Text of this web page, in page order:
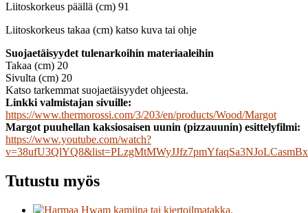
Liitoskorkeus päällä (cm) 91
Liitoskorkeus takaa (cm) katso kuva tai ohje
Suojaetäisyydet tulenarkoihin materiaaleihin
Takaa (cm) 20
Sivulta (cm) 20
Katso tarkemmat suojaetäisyydet ohjeesta.
Linkki valmistajan sivuille:
https://www.thermorossi.com/3/203/en/products/Wood/Margot
Margot puuhellan kaksiosaisen uunin (pizzauunin) esittelyfilmi:
https://www.youtube.com/watch?
Tutustu myös